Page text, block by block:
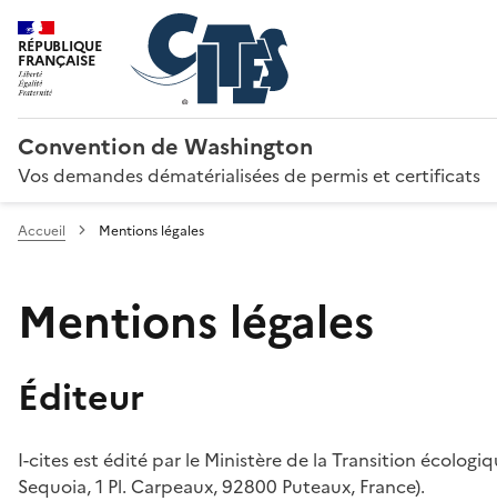
RÉPUBLIQUE
FRANÇAISE
Convention de Washington
Vos demandes dématérialisées de permis et certificats
Accueil Mentions légales
Mentions légales
Éditeur
I-cites est édité par le Ministère de la Transition
Sequoia, 1 Pl. Carpeaux, 92800 Puteaux, France).